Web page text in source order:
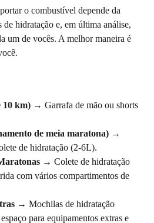
o combustível depende da
de hidratação e, em última análise,
um de vocês. A melhor maneira é
10 km) → Garrafa de mão ou shorts
de meia maratona) →
de hidratação (2-6L).
→ Colete de hidratação
com vários compartimentos de
→ Mochilas de hidratação
para equipamentos extras e